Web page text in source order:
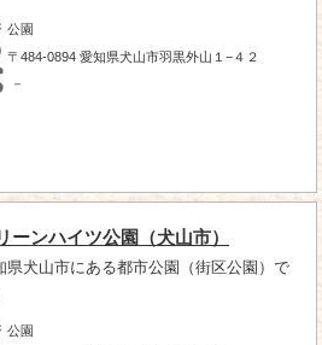
公園
〒484-0894 愛知県犬山市羽黒外山１−４２
－
ーンハイツ公園（犬山市）
県犬山市にある都市公園（街区公園）で
公園